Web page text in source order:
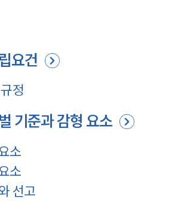
요건
정
기준과 감형 요소
소
소
선고